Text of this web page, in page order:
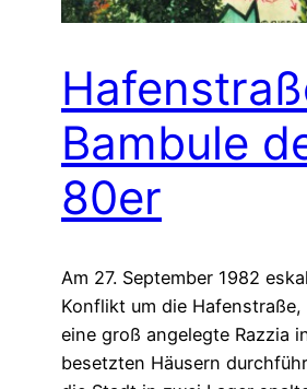
Bambule
80er
Am 27. September 1982
Konflikt um die Hafenstraße,
eine groß angelegte Razzia
besetzten Häusern